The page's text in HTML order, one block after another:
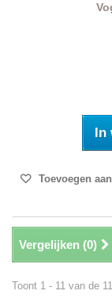
In
Toevoegen
Vergelijken (0)
Toont 1 - 11 van de